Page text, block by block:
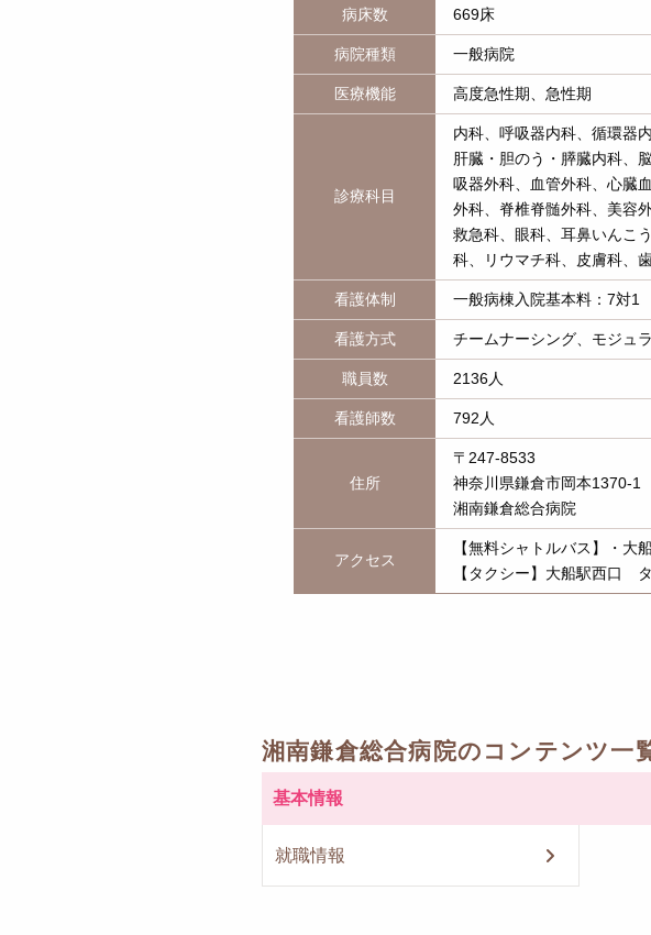
病床数 669床
病院種類 一般病院
医療機能 高度急性期、急性期
診療科目
内科、呼吸器内科、循環器
肝臓・胆のう・膵臓内科、
吸器外科、血管外科、心臓
外科、脊椎脊髄外科、美容
救急科、眼科、耳鼻いんこ
科、リウマチ科、皮膚科、
看護体制 一般病棟入院基本料：7対1
看護方式 チームナーシング、モジュ
職員数 2136人
看護師数 792人
住所
〒247-8533
神奈川県鎌倉市岡本1370-1
湘南鎌倉総合病院
アクセス
【無料シャトルバス】・
【タクシー】大船駅西口
湘南鎌倉総合病院のコンテンツ一
基本情報
就職情報